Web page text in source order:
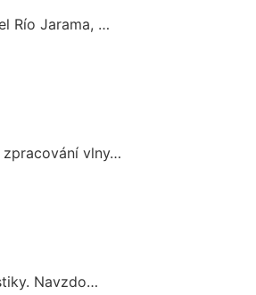
Río Jarama, …
vlny…
Navzdo…